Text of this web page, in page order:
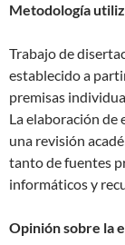
Metodología
Trabajo de
establecido a
premisas
La elaboración de
una revisión
tanto de fuentes
informáticos y
Opinión sobre la